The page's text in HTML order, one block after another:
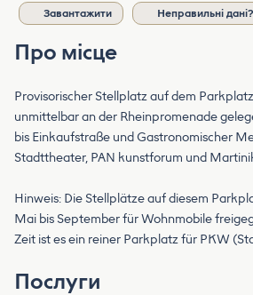
Завантажити Неправильні дані?
Про місце
Provisorischer Stellplatz auf dem
unmittelbar an der Rheinpromenade
bis Einkaufstraße und Gastronomischer
Stadttheater, PAN kunstforum und
Hinweis: Die Stellplätze auf diesem
Mai bis September für Wohnmobile
Zeit ist es ein reiner Parkplatz für PKW
Послуги